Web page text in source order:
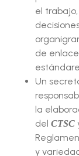
el
de
Un
la
del CTSC
y